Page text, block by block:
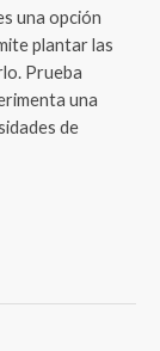
una opción
plantar las
Prueba
una
de